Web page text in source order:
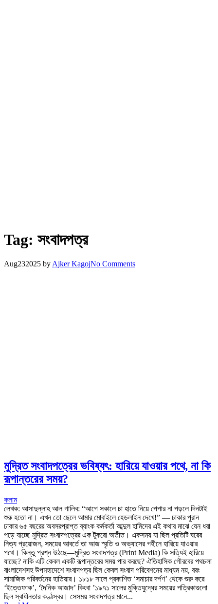
Tag: সংবাদপত্র
Aug232025 by Ajker KagojNo Comments
মুদ্রিত সংবাদপত্রের ভবিষ্যৎ: হারিয়ে যাওয়ার পথে, না কি
রূপান্তরের সময়?
কলাম
লেখক: আসাদুল্লাহ আল গালিব: “আগে সকালে চা হাতে নিয়ে পেপার না পড়লে দিনটাই
শুরু হতো না। এখন তো ছেলে আমার মোবাইলে হেডলাইন দেখে!” — ঢাকার পুরান
ঢাকার ৬৫ বছরের অবসরপ্রাপ্ত ব্যাংক কর্মকর্তা আব্দুল হামিদের এই কথার মাঝে যেন ধরা
পড়ে যাচ্ছে মুদ্রিত সংবাদপত্রের এক টুকরো অতীত। একসময় যা ছিল প্রতিটি ঘরের
নিত্য প্রয়োজন, সময়ের আবর্তে তা আজ স্মৃতি ও অভ্যাসের গহীনে হারিয়ে যাওয়ার
পথে। কিন্তু প্রশ্ন উঠছে—মুদ্রিত সংবাদপত্র (Print Media) কি সত্যিই হারিয়ে
যাচ্ছে? নাকি এটি কেবল একটি রূপান্তরের সময় পার করছে? ঐতিহাসিক গৌরবের পথচলা
বাংলাদেশসহ উপমহাদেশে সংবাদপত্র ছিল কেবল সংবাদ পরিবেশনের মাধ্যম নয়, বরং
সামাজিক পরিবর্তনের হাতিয়ার। ১৮১৮ সালে প্রকাশিত ‘সমাচার দর্পণ’ থেকে শুরু করে
‘ইত্তেফাক’, ‘দৈনিক আজাদ’ কিংবা ’১৯৭১ সালের মুক্তিযুদ্ধের সময়ের পত্রিকাগুলো
ছিল স্বাধীনতার কণ্ঠস্বর। সেসময় সংবাদপত্র মানে...